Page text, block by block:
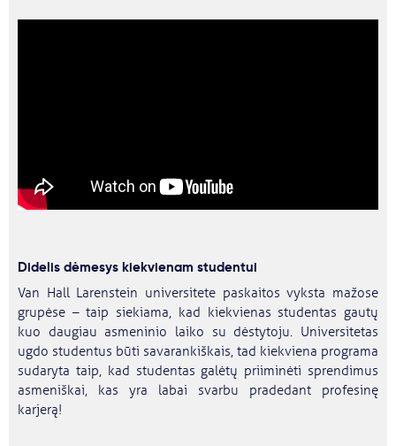
Didelis dėmesys kiekvienam studentui
Van Hall Larenstein universitete paskaitos vyksta mažose
grupėse – taip siekiama, kad kiekvienas studentas gautų
kuo daugiau asmeninio laiko su dėstytoju. Universitetas
ugdo studentus būti savarankiškais, tad kiekviena programa
sudaryta taip, kad studentas galėtų priiminėti sprendimus
asmeniškai, kas yra labai svarbu pradedant profesinę
karjerą!